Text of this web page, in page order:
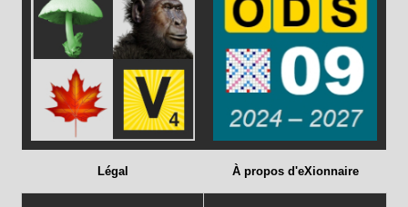
Légal À propos d'eXionnaire